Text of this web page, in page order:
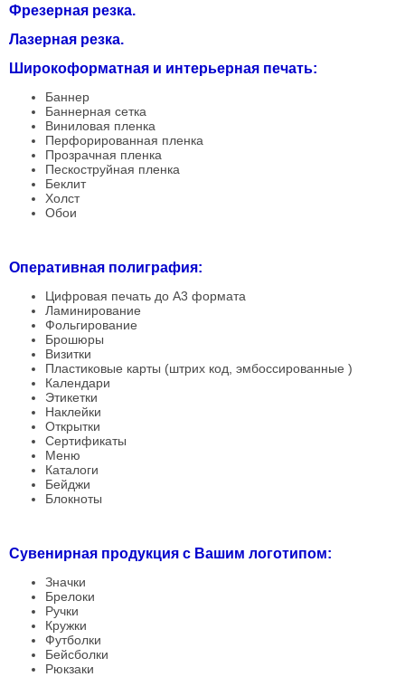
Фрезерная резка.
Лазерная резка.
Широкоформатная и интерьерная печать:
Баннер
Баннерная сетка
Виниловая пленка
Перфорированная пленка
Прозрачная пленка
Пескоструйная пленка
Беклит
Холст
Обои
Оперативная полиграфия:
Цифровая печать до А3 формата
Ламинирование
Фольгирование
Брошюры
Визитки
Пластиковые карты (штрих код, эмбоссированные )
Календари
Этикетки
Наклейки
Открытки
Сертификаты
Меню
Каталоги
Бейджи
Блокноты
Сувенирная продукция с Вашим логотипом:
Значки
Брелоки
Ручки
Кружки
Футболки
Бейсболки
Рюкзаки